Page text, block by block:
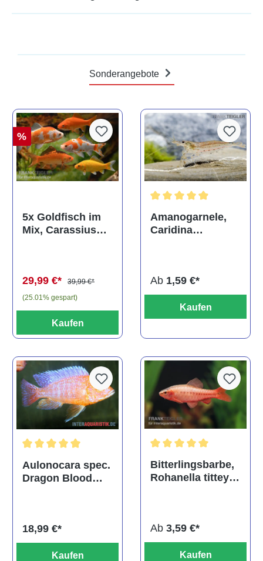
Sonderangebote
%
5x Goldfisch im
Mix, Carassius
29,99 €*
39,99 €*
(25.01% gespart)
Kaufen
Amanogarnele,
Caridina
Ab 1,59 €*
Kaufen
Durchschnittliche Bewertung von 5 von 5 Sternen
Aulonocara spec.
Dragon Blood
18,99 €*
Kaufen
Bitterlingsbarbe,
Rohanella titteya,
Ab 3,59 €*
Kaufen